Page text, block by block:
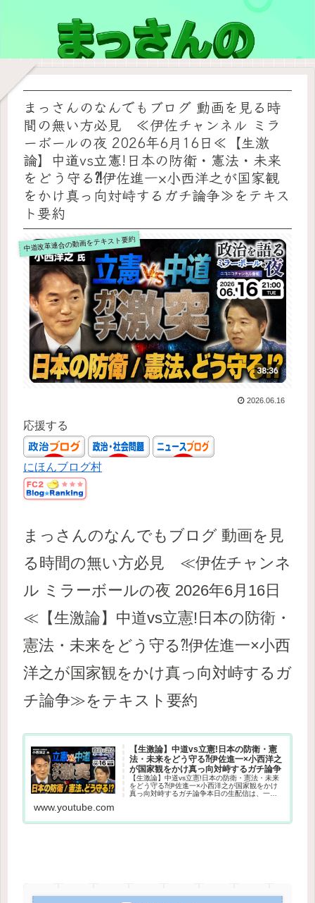
まっさんのなんでもブログ 動画を見る時
間の無い方必見 ≪伊佐チャンネル ミラ
ーボールの夜 2026年6月16日≪【生激
論】中道vs立憲!日本の防衛・憲法・未来
をどう守る⁈伊佐進一×小西洋之が国家観
をかけ真っ向対峙するガチ論争≫をテキス
ト要約
中道改革連合の動画をテキスト要約
2026.06.16
応援する
にほんブログ村
まっさんのなんでもブログ 動画を見
る時間の無い方必見 ≪伊佐チャンネ
ル ミラーボールの夜 2026年6月16日
≪【生激論】中道vs立憲!日本の防衛・
憲法・未来をどう守る⁈伊佐進一×小西
洋之が国家観をかけ真っ向対峙するガ
チ論争≫をテキスト要約
【生激論】中道vs立憲!日本の防衛・憲
法・未来をどう守る⁈伊佐進一×小西洋之
が国家観をかけ真っ向対峙するガチ論争
【生激論】中道vs立憲!日本の防衛・憲法・未来
をどう守る⁈伊佐進一×小西洋之が国家観をかけ
真っ向対峙するガチ論争本日の生配信は、一切
www.youtube.com